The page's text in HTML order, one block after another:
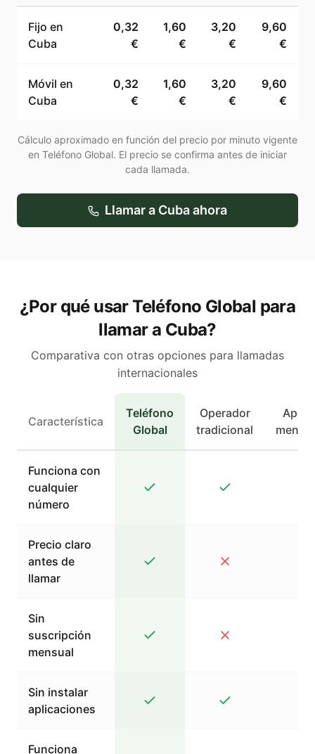
Fijo en
Cuba
0,32
€
1,60
€
3,20
€
9,60
€
Móvil en
Cuba
0,32
€
1,60
€
3,20
€
9,60
€
Cálculo aproximado en función del precio por minuto vigente
en Teléfono Global. El precio se confirma antes de iniciar
cada llamada.
Llamar a Cubaahora
¿Por qué usar Teléfono Global para
llamar a Cuba?
Comparativa con otras opciones para llamadas
internacionales
Característica
Teléfono
Global
Operador
tradicional
Apps
Funciona con
cualquier
número
Precio claro
antes de
llamar
Sin
suscripción
mensual
Sin instalar
aplicaciones
Funciona